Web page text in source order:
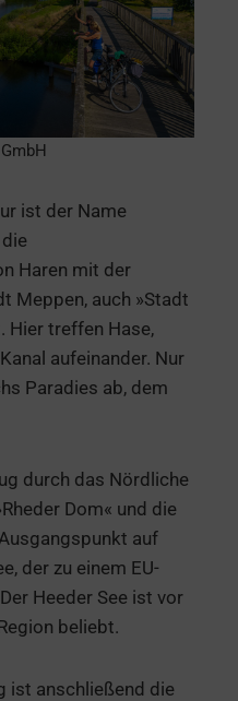
ist der Name
Haren mit der
Meppen, auch »Stadt
Hier treffen Hase,
aufeinander. Nur
Paradies ab, dem
durch das Nördliche
Dom« und die
auf
der zu einem EU-
Heeder See ist vor
beliebt.
ist anschließend die